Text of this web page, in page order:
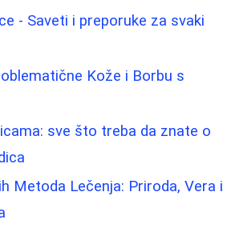
- Saveti i preporuke za svaki
Kože i Borbu s
sve što treba da znate o
Metoda Lečenja: Priroda, Vera i